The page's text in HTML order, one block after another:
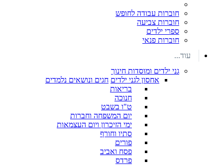
חוברות עבודה לחופש
חוברות צביעה
ספרי ילדים
חוברות פנאי
עוד...
גני ילדים ומוסדות חינוך
אחסון לגני ילדים חגים ונושאים נלמדים
בריאות
חנוכה
ט"ו בשבט
יום המשפחה וחברות
ימי הזיכרון ויום העצמאות
סתיו וחורף
פורים
פסח ואביב
פרדס